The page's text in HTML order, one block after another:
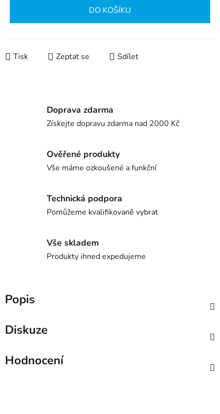
DO KOŠÍKU
Tisk Zeptat se Sdílet
Doprava zdarma
Získejte dopravu zdarma nad 2000 Kč
Ověřené produkty
Vše máme ozkoušené a funkční
Technická podpora
Pomůžeme kvalifikovaně vybrat
Vše skladem
Produkty ihned expedujeme
Popis
Diskuze
Hodnocení